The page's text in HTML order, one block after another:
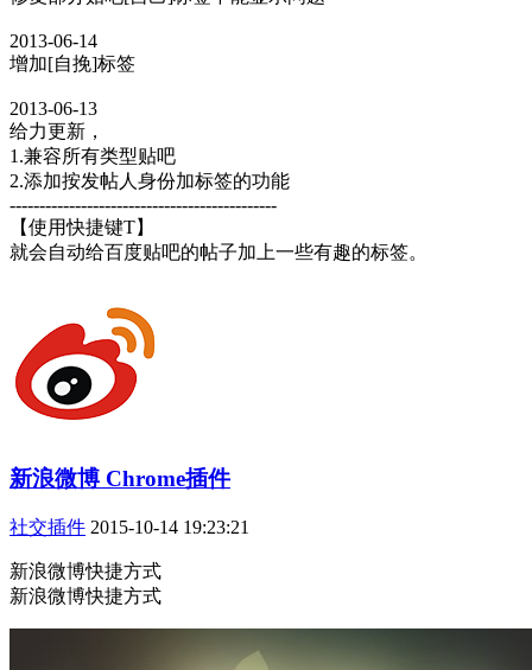
2013-06-14
增加[自挽]标签
2013-06-13
给力更新，
1.兼容所有类型贴吧
2.添加按发帖人身份加标签的功能
---------------------------------------------
【使用快捷键T】
就会自动给百度贴吧的帖子加上一些有趣的标签。
新浪微博 Chrome插件
社交插件 2015-10-14 19:23:21
新浪微博快捷方式
新浪微博快捷方式